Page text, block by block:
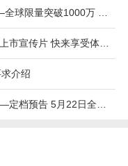
中文版的 手机游戏
您下载安卓手游app
《生化危机4：重制版》攻略——全球限量突破1000万 系列最速
《往日不再：复刻版》攻略——上市宣传片 快来享受体验吧！
介绍
《胜利女神：新的希望》攻略——定档预告 5月22日全平台上线